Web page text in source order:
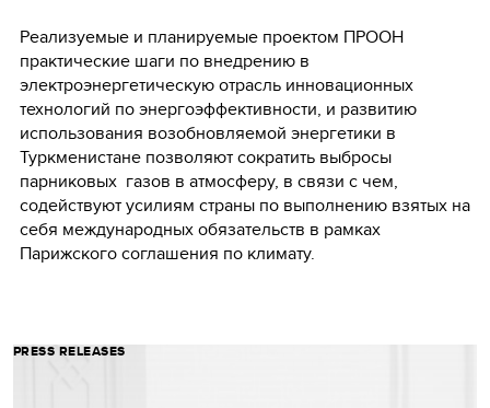
Реализуемые и планируемые проектом ПРООН
практические шаги по внедрению в
электроэнергетическую отрасль инновационных
технологий по энергоэффективности, и развитию
использования возобновляемой энергетики в
Туркменистане позволяют сократить выбросы
парниковых газов в атмосферу, в связи с чем,
содействуют усилиям страны по выполнению взятых на
себя международных обязательств в рамках
Парижского соглашения по климату.
PRESS RELEASES